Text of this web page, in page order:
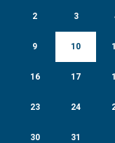
2 3
9 10
16 17
23 24
30 31